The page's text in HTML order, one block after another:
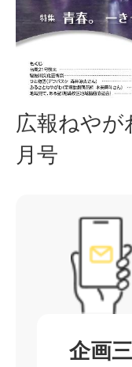
広報ねやが
月号
企画